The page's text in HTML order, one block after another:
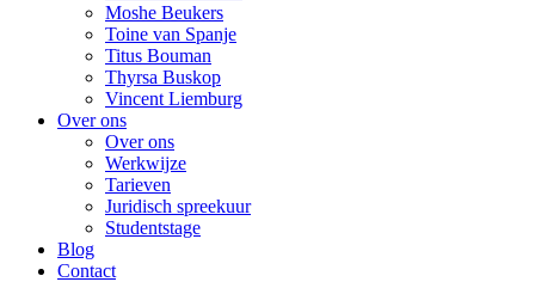
Moshe Beukers
Toine van Spanje
Titus Bouman
Thyrsa Buskop
Vincent Liemburg
Over ons
Over ons
Werkwijze
Tarieven
Juridisch spreekuur
Studentstage
Blog
Contact